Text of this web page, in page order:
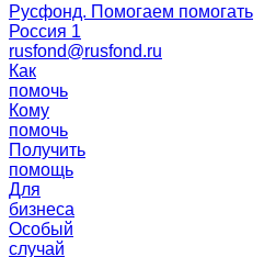
Русфонд. Помогаем помогать
Россия 1
rusfond@rusfond.ru
Как
помочь
Кому
помочь
Получить
помощь
Для
бизнеса
Особый
случай